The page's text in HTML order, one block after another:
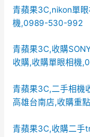
青蘋果3C,nikon單
機,0989-530-992
青蘋果3C,收購
收購,收購單眼相機
青蘋果3C,二手相機
高雄台南店,收購重
青蘋果3C,收購二手